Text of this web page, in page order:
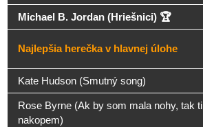
Michael B. Jordan (Hriešnici) 🏆
Najlepšia herečka v hlavnej úlohe
Kate Hudson (Smutný song)
Rose Byrne (Ak by som mala nohy, tak ti
nakopem)